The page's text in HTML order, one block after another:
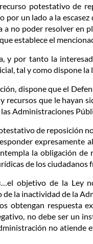
potestativo de
un lado a la
no poder resolver en
establece el
y por tanto la
tal y como dispone la
dispone que el
que le hayan
Administraciones
de reposición
expresamente
la obligación
de los
objetivo de la Ley
la inactividad de la
obtengan respuesta
no debe ser un
no atiende